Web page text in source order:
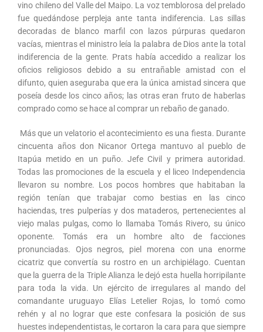
vino chileno del Valle del Maipo. La voz temblorosa del prelado
fue quedándose perpleja ante tanta indiferencia. Las sillas
decoradas de blanco marfil con lazos púrpuras quedaron
vacías, mientras el ministro leía la palabra de Dios ante la total
indiferencia de la gente. Prats había accedido a realizar los
oficios religiosos debido a su entrañable amistad con el
difunto, quien aseguraba que era la única amistad sincera que
poseía desde los cinco años; las otras eran fruto de haberlas
comprado como se hace al comprar un rebaño de ganado.
Más que un velatorio el acontecimiento es una fiesta. Durante
cincuenta años don Nicanor Ortega mantuvo al pueblo de
Itapúa metido en un puño. Jefe Civil y primera autoridad.
Todas las promociones de la escuela y el liceo Independencia
llevaron su nombre. Los pocos hombres que habitaban la
región tenían que trabajar como bestias en las cinco
haciendas, tres pulperías y dos mataderos, pertenecientes al
viejo malas pulgas, como lo llamaba Tomás Rivero, su único
oponente. Tomás era un hombre alto de facciones
pronunciadas. Ojos negros, piel morena con una enorme
cicatriz que convertía su rostro en un archipiélago. Cuentan
que la guerra de la Triple Alianza le dejó esta huella horripilante
para toda la vida. Un ejército de irregulares al mando del
comandante uruguayo Elías Letelier Rojas, lo tomó como
rehén y al no lograr que este confesara la posición de sus
huestes independentistas, le cortaron la cara para que siempre